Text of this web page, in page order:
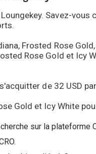
Savez-vous
Frosted Rose
Rose Gold et Icy
de 32 USD
Gold et Icy White
sur la plateforme